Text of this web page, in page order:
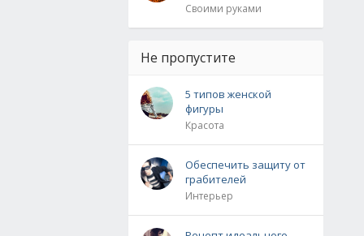
Своими руками
Не пропустите
5 типов женской
фигуры
Красота
Обеспечить защиту от
грабителей
Интерьер